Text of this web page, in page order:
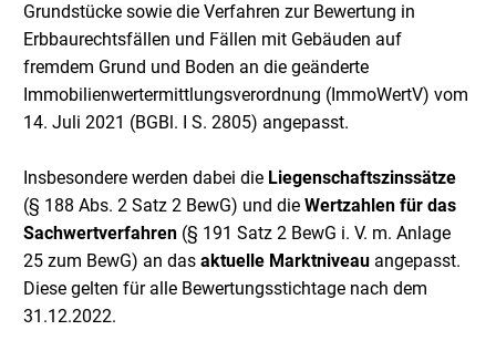
Grundstücke sowie die Verfahren zur Bewertung in
Erbbaurechtsfällen und Fällen mit Gebäuden auf
fremdem Grund und Boden an die geänderte
Immobilienwertermittlungsverordnung (ImmoWertV) vom
14. Juli 2021 (BGBl. I S. 2805) angepasst.
Insbesondere werden dabei die Liegenschaftszinssätze
(§ 188 Abs. 2 Satz 2 BewG) und die Wertzahlen für das
Sachwertverfahren (§ 191 Satz 2 BewG i. V. m. Anlage
25 zum BewG) an das aktuelle Marktniveau angepasst.
Diese gelten für alle Bewertungsstichtage nach dem
31.12.2022.